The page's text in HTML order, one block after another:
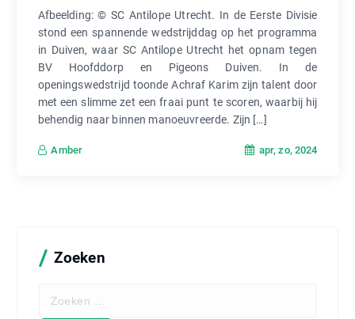
Afbeelding: © SC Antilope Utrecht. In de Eerste Divisie
stond een spannende wedstrijddag op het programma
in Duiven, waar SC Antilope Utrecht het opnam tegen
BV Hoofddorp en Pigeons Duiven. In de
openingswedstrijd toonde Achraf Karim zijn talent door
met een slimme zet een fraai punt te scoren, waarbij hij
behendig naar binnen manoeuvreerde. Zijn […]
Amber apr, zo, 2024
Zoeken